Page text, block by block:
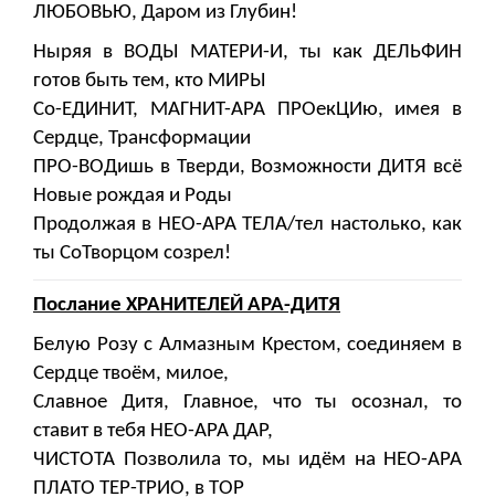
ЛЮБОВЬЮ, Даром из Глубин!
Ныряя в ВОДЫ МАТЕРИ-И, ты как ДЕЛЬФИН
готов быть тем, кто МИРЫ
Со-ЕДИНИТ, МАГНИТ-АРА ПРОекЦИю, имея в
Сердце, Трансформации
ПРО-ВОДишь в Тверди, Возможности ДИТЯ всё
Новые рождая и Роды
Продолжая в НЕО-АРА ТЕЛА/тел настолько, как
ты СоТворцом созрел!
Послание ХРАНИТЕЛЕЙ АРА-ДИТЯ
Белую Розу с Алмазным Крестом, соединяем в
Сердце твоём, милое,
Славное Дитя, Главное, что ты осознал, то
ставит в тебя НЕО-АРА ДАР,
ЧИСТОТА Позволила то, мы идём на НЕО-АРА
ПЛАТО ТЕР-ТРИО, в ТОР